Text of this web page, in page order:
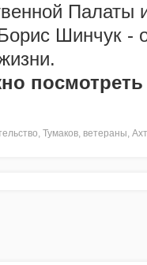
Палаты
Борис Шинчук -
, Тумаков, ветераны,